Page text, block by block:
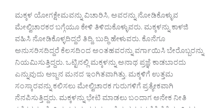
ಮಕ್ಕಳ ಯೋಗಕ್ಷೇಮವನ್ನು ವಿಚಾರಿಸಿ, ಅವರನ್ನು ನೋಡಿಕೊಳ್ಳುವ
ಮೇಲ್ವಿಚಾರಕರ ಬಗ್ಗೆಯೂ ಕೇಳಿ ತಿಳಿದುಕೊಳ್ಳುವರು. ಮಕ್ಕಳನ್ನು ಕಾಳಜಿ
ವಹಿಸಿ ನೋಡಿಕೊಳ್ಳದಿದ್ದರೆ ತಿದ್ದಿ, ಬುದ್ಧಿ ಹೇಳುವರು. ಕೊನೆಗೂ
ಅನುಸರಿಸದಿದ್ದರೆ ಕೆಲಸದಿಂದ ಅಂತಹವರನ್ನು ವರ್ಗಾಯಿಸಿ ಬೇರೊಬ್ಬರನ್ನು
ನಿಯಮಿಸುತ್ತಿದ್ದರು. ಒಟ್ಟಿನಲ್ಲಿ ಮಕ್ಕಳನ್ನು ಅನಾಥ ಪ್ರಜ್ಞೆ ಕಾಡಬಾರದು
ಎನ್ನುವುದು ಅಜ್ಜನ ಮನದ ಇಂಗಿತವಾಗಿತ್ತು. ಮಕ್ಕಳಿಗೆ ಉತ್ತಮ
ಸಂಸ್ಕಾರವನ್ನು ಕಲಿಸಲು ಮೇಲ್ವಿಚಾರಕ ಗುರುಗಳಿಗೆ ಪ್ರತ್ಯೇಕವಾಗಿ
ನೆನಪಿಸುತ್ತಿದ್ದರು. ಮಕ್ಕಳನ್ನು ಭೇಟಿ ಮಾಡಲು ಬಂದಾಗ ಅನೇಕ ನೀತಿ